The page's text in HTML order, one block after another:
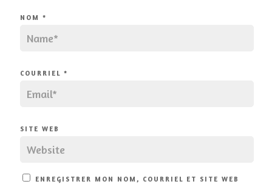
NOM *
COURRIEL *
SITE WEB
ENREGISTRER MON NOM, COURRIEL ET SITE WEB